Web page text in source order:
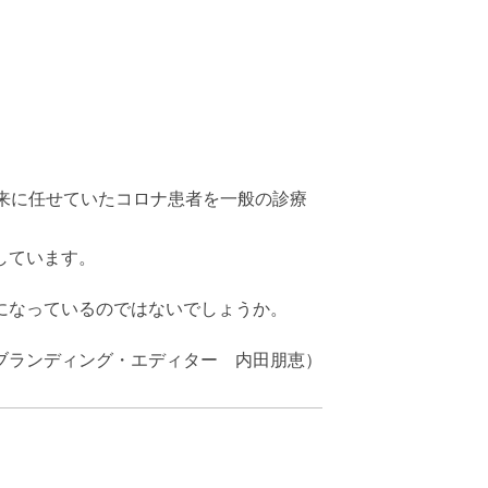
に任せていたコロナ患者を一般の診療
います。
っているのではないでしょうか。
ランディング・エディター 内田朋恵）